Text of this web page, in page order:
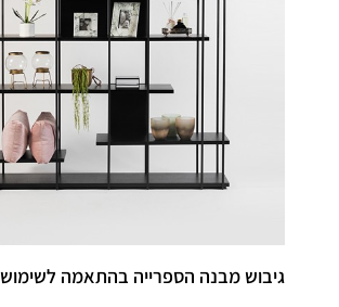
גיבוש מבנה הספרייה בהתאמה